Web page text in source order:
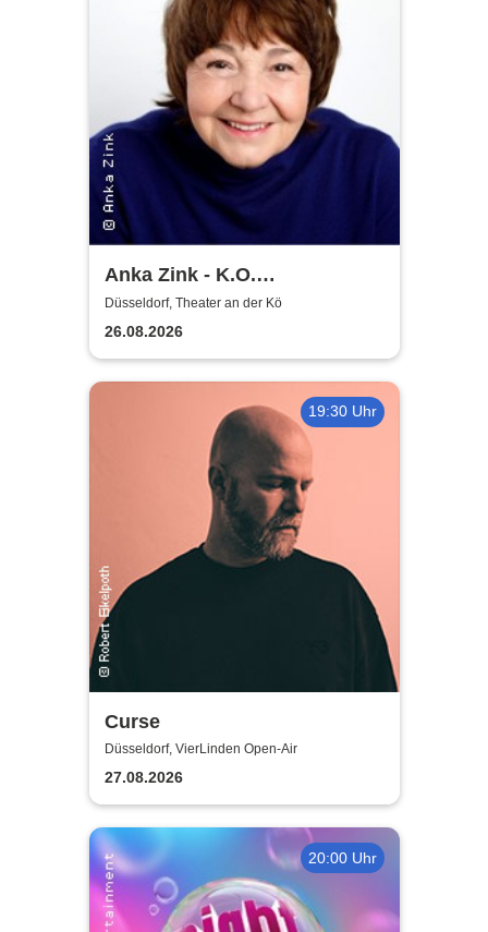
Anka Zink - K.O.
Komplimente
Düsseldorf, Theater an der Kö
26.08.2026
19:30 Uhr
Curse
Düsseldorf, VierLinden Open-Air
27.08.2026
20:00 Uhr